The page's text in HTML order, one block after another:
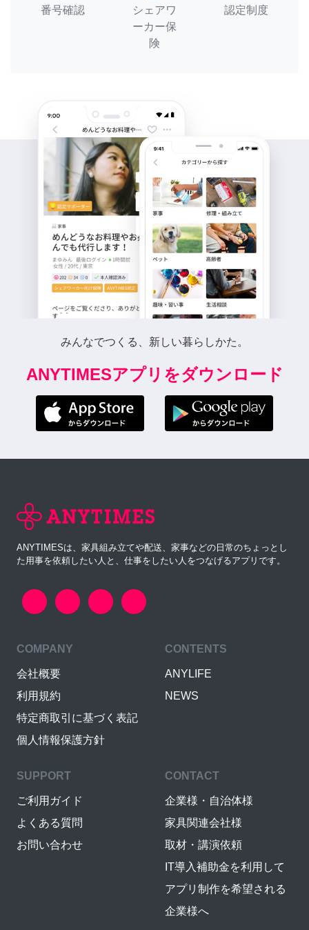
番号確認
シェアワ
ーカー保
険
認定制度
みんなでつくる、新しい暮らしかた。
ANYTIMESアプリをダウンロード
ANYTIMESは、家具組み立てや配送、家事などの日常のちょっとし
た用事を依頼したい人と、仕事をしたい人をつなげるアプリです。
COMPANY
会社概要
利用規約
特定商取引に基づく表記
個人情報保護方針
CONTENTS
ANYLIFE
NEWS
SUPPORT
ご利用ガイド
よくある質問
お問い合わせ
CONTACT
企業様・自治体様
家具関連会社様
取材・講演依頼
IT導入補助金を利用して
アプリ制作を希望される
企業様へ